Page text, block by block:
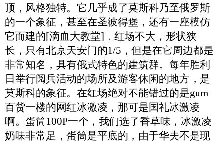
顶，风格独特。它几乎成了莫斯科乃至俄罗斯
的一个象征，甚至在圣彼得堡，还有一座模仿
它而建的[滴血大教堂]， 红场不大，形状狭
长，只有北京天安门的1/5，但是在它周边都是
非常知名，具有俄式特色的建筑群。每年胜利
日举行阅兵活动的场所及游客休闲的地方，是
莫斯科的象征。在红场绝对不能错过的是gum
百货一楼的网红冰激凌，那可是国礼冰激凌
啊。蛋筒100P一个， 我们选了香草味，冰激凌
奶味非常足，蛋筒是平底的，由于华夫不是现